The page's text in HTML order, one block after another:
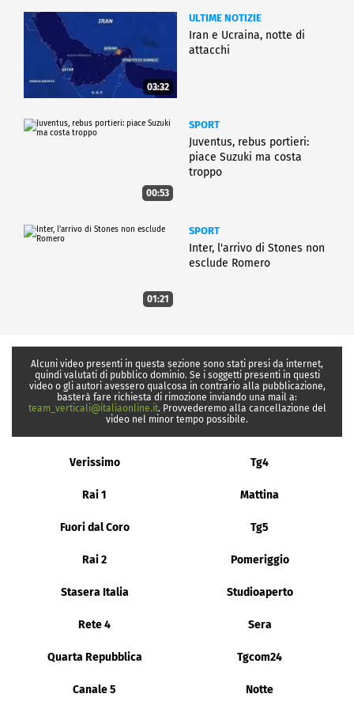
03:32
ULTIME NOTIZIE
Iran e Ucraina, notte di
attacchi
00:53
SPORT
Juventus, rebus portieri:
piace Suzuki ma costa
troppo
01:21
SPORT
Inter, l'arrivo di Stones non
esclude Romero
Alcuni video presenti in questa sezione sono stati presi da internet,
quindi valutati di pubblico dominio. Se i soggetti presenti in questi
video o gli autori avessero qualcosa in contrario alla pubblicazione,
basterà fare richiesta di rimozione inviando una mail a:
team_verticali@italiaonline.it. Provvederemo alla cancellazione del
video nel minor tempo possibile.
Verissimo Tg4
Rai 1 Mattina
Fuori dal Coro Tg5
Rai 2 Pomeriggio
Stasera Italia Studioaperto
Rete 4 Sera
Quarta Repubblica Tgcom24
Canale 5 Notte